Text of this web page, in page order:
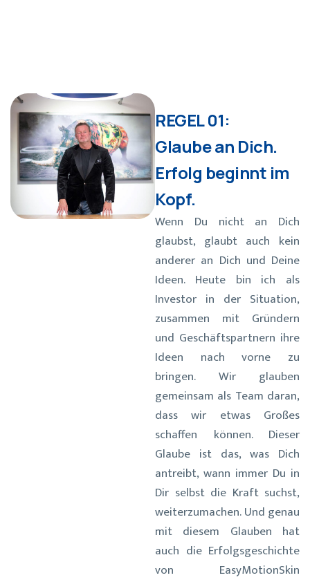
REGEL 01:
Glaube an Dich.
Erfolg beginnt im
Kopf.
Wenn Du nicht an Dich
glaubst, glaubt auch kein
anderer an Dich und Deine
Ideen. Heute bin ich als
Investor in der Situation,
zusammen mit Gründern
und Geschäftspartnern ihre
Ideen nach vorne zu
bringen. Wir glauben
gemeinsam als Team daran,
dass wir etwas Großes
schaffen können. Dieser
Glaube ist das, was Dich
antreibt, wann immer Du in
Dir selbst die Kraft suchst,
weiterzumachen. Und genau
mit diesem Glauben hat
auch die Erfolgsgeschichte
von EasyMotionSkin